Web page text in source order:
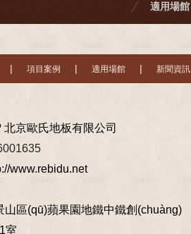
適用場館
| 項目案例 | 適用場館 | 新聞資訊
京歐氏地板有限公司
www.rebidu.net
山區(qū)蘋果園地鐵中鐵創(chuàng)
室